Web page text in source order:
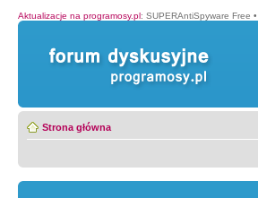
Aktualizacje na programosy.pl: SUPERAntiSpyware Free •
Strona główna